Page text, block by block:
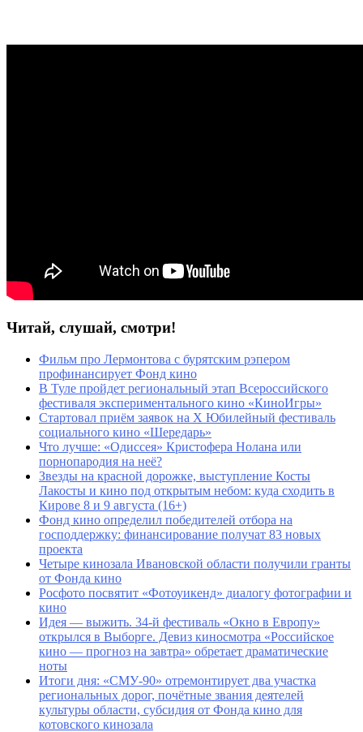
Читай, слушай, смотри!
Фильм про Лермонтова с бурятским рэпером
профинансирует Фонд кино
В Туле пройдет региональный этап Всероссийского
фестиваля экспериментального кино «КиноИгры»
Стартовал приём заявок на X Юбилейный фестиваль
социального кино «Шередарь»
Что лучше: «Одиссея» Кристофера Нолана или
порнопародия на неё?
Звезды на красной дорожке, выступление Косты
Лакосты и кино под открытым небом: куда сходить в
Кирове 8 и 9 августа (16+)
Фонд кино определил победителей отбора на
господдержку: финансирование получат 83 новых
проекта
Четыре кинозала Ивановской области получили гранты
от Фонда кино
Росфото посвятит «Фотоуикенд» диалогу фотографии и
кино
Идея — выжить. 34-й фестиваль «Окно в Европу»
открылся в Выборге. Девиз киносмотра «Российское
кино — прогноз на завтра» обретает драматические
ноты
Итоги дня: «СМУ-90» отремонтирует два участка
региональных дорог, почётные звания деятелей
культуры области, субсидия от Фонда кино для
котовского кинозала